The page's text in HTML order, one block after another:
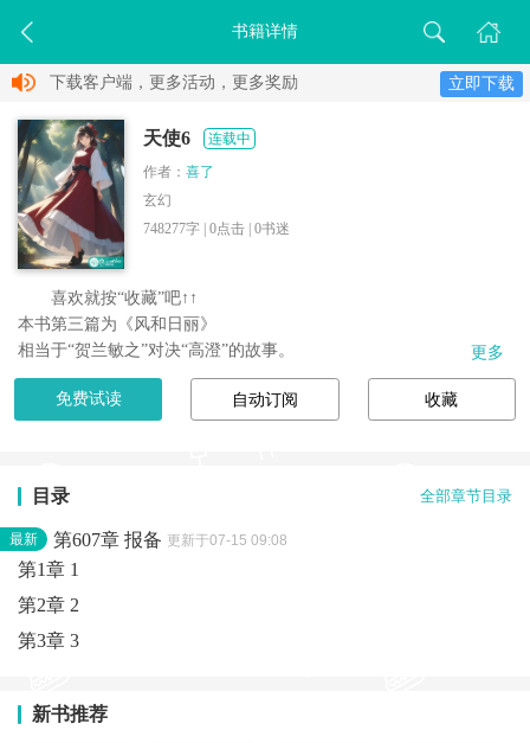
书籍详情
下载客户端，更多活动，更多奖励 立即下载
天使6
连载中
作者： 喜了
玄幻
748277字 | 0点击 | 0书迷
喜欢就按“收藏”吧↑↑
本书第三篇为《风和日丽》
相当于“贺兰敏之”对决“高澄”的故事。
更多
免费试读 自动订阅 收藏
目录 全部章节目录
最新 第607章 报备 更新于07-15 09:08
第1章 1
第2章 2
第3章 3
新书推荐